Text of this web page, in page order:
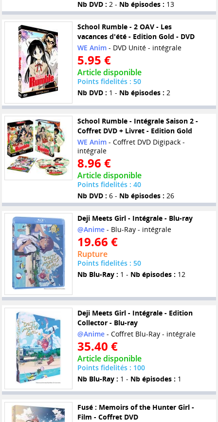
Nb DVD : 2 - Nb épisodes : 13
School Rumble - 2 OAV - Les
vacances d'été - Edition Gold - DVD
WE Anim- DVD Unité - intégrale
5.95 €
Article disponible
Points fidelités : 50
Nb DVD : 1 - Nb épisodes : 2
School Rumble - Intégrale Saison 2 -
Coffret DVD + Livret - Edition Gold
WE Anim- Coffret DVD Digipack -
intégrale
8.96 €
Article disponible
Points fidelités : 40
Nb DVD : 6 - Nb épisodes : 26
Deji Meets Girl - Intégrale - Blu-ray
@Anime- Blu-Ray - intégrale
19.66 €
Rupture
Points fidelités : 50
Nb Blu-Ray : 1 - Nb épisodes : 12
Deji Meets Girl - Intégrale - Edition
Collector - Blu-ray
@Anime- Coffret Blu-Ray - intégrale
35.40 €
Article disponible
Points fidelités : 100
Nb Blu-Ray : 1 - Nb épisodes : 1
Fusé : Memoirs of the Hunter Girl -
Film - Coffret DVD